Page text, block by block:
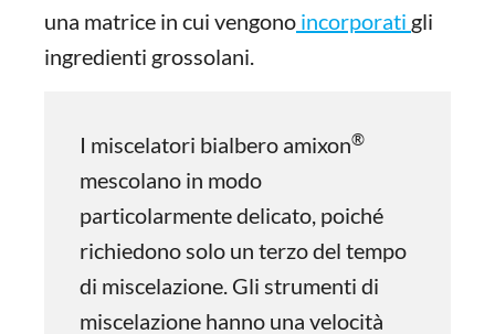
una matrice in cui vengono incorporati gli
ingredienti grossolani.
I miscelatori bialbero amixon®
mescolano in modo
particolarmente delicato, poiché
richiedono solo un terzo del tempo
di miscelazione. Gli strumenti di
miscelazione hanno una velocità